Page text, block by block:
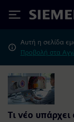
Siemens
Αυτή η σελίδα
Προβολή στα
Τι νέο